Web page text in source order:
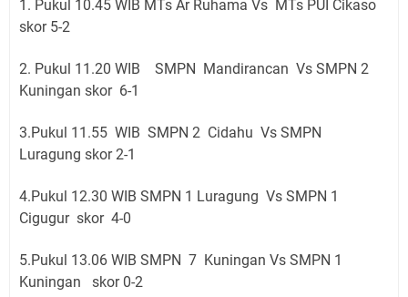
1. Pukul 10.45 WIB MTs Ar Ruhama Vs MTs PUI Cikaso
skor 5-2
2. Pukul 11.20 WIB SMPN Mandirancan Vs SMPN 2
Kuningan skor 6-1
3.Pukul 11.55 WIB SMPN 2 Cidahu Vs SMPN
Luragung skor 2-1
4.Pukul 12.30 WIB SMPN 1 Luragung Vs SMPN 1
Cigugur skor 4-0
5.Pukul 13.06 WIB SMPN 7 Kuningan Vs SMPN 1
Kuningan skor 0-2